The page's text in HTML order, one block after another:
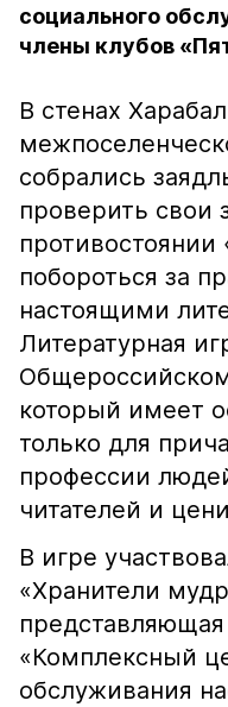
социального
члены клубов
В стенах
собрались
проверить свои
противостоянии
побороться за
настоящими
Литературная
который имеет
только для
профессии
читателей и
В игре
«Хранители
«Комплексный
обслуживания